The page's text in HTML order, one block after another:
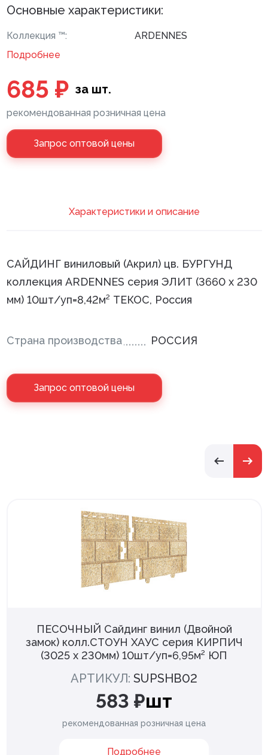
Подложка
Керамическая плитка
Панели МДФ
Сантехника
Основные характеристики:
Коллекция ™:
ARDENNES
Подробнее
685 ₽ за шт.
рекомендованная розничная цена
Запрос оптовой цены
Xарактеристики и описание
САЙДИНГ виниловый (Акрил) цв. БУРГУНД
коллекция ARDENNES серия ЭЛИТ (3660 х 230
мм) 10шт/уп=8,42м² ТЕКОС, Россия
Страна производства РОССИЯ
Запрос оптовой цены
ПЕСОЧНЫЙ Сайдинг винил (Двойной
замок) колл.СТОУН ХАУС серия КИРПИЧ
(3025 х 230мм) 10шт/уп=6,95м² ЮП
АРТИКУЛ: SUPSHB02
583 ₽шт
рекомендованная розничная цена
Подробнее